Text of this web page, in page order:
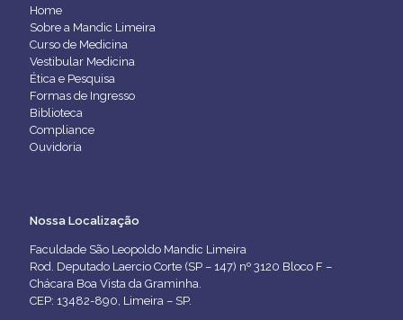
Home
Sobre a Mandic Limeira
Curso de Medicina
Vestibular Medicina
Ética e Pesquisa
Formas de Ingresso
Biblioteca
Compliance
Ouvidoria
Nossa Localização
Faculdade São Leopoldo Mandic Limeira
Rod. Deputado Laercio Corte (SP – 147) nº 3120 Bloco F –
Chácara Boa Vista da Graminha.
CEP: 13482-890, Limeira – SP.